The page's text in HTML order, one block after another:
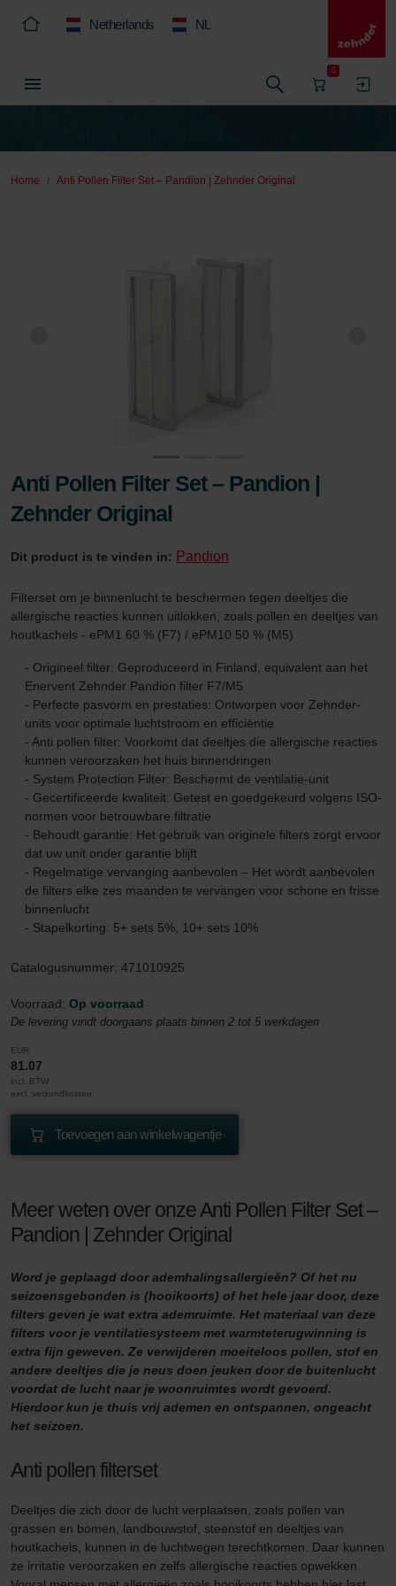
Netherlands NL
0
Home Anti Pollen Filter Set – Pandion | Zehnder Original
Anti Pollen Filter Set – Pandion |
Zehnder Original
Dit product is te vinden in: Pandion
Filterset om je binnenlucht te beschermen tegen deeltjes die
allergische reacties kunnen uitlokken, zoals pollen en deeltjes van
houtkachels - ePM1 60 % (F7) / ePM10 50 % (M5)
- Origineel filter: Geproduceerd in Finland, equivalent aan het
Enervent Zehnder Pandion filter F7/M5
- Perfecte pasvorm en prestaties: Ontworpen voor Zehnder-
units voor optimale luchtstroom en efficiëntie
- Anti pollen filter: Voorkomt dat deeltjes die allergische reacties
kunnen veroorzaken het huis binnendringen
- System Protection Filter: Beschermt de ventilatie-unit
- Gecertificeerde kwaliteit: Getest en goedgekeurd volgens ISO-
normen voor betrouwbare filtratie
- Behoudt garantie: Het gebruik van originele filters zorgt ervoor
dat uw unit onder garantie blijft
- Regelmatige vervanging aanbevolen – Het wordt aanbevolen
de filters elke zes maanden te vervangen voor schone en frisse
binnenlucht
- Stapelkorting: 5+ sets 5%, 10+ sets 10%
Catalogusnummer: 471010925
Voorraad: Op voorraad
De levering vindt doorgaans plaats binnen 2 tot 5 werkdagen
EUR
81.07
incl. BTW
excl. verzendkosten
Toevoegen aan winkelwagentje
Meer weten over onze Anti Pollen Filter Set –
Pandion | Zehnder Original
Word je geplaagd door ademhalingsallergieën? Of het nu
seizoensgebonden is (hooikoorts) of het hele jaar door, deze
filters geven je wat extra ademruimte. Het materiaal van deze
filters voor je ventilatiesysteem met warmteterugwinning is
extra fijn geweven. Ze verwijderen moeiteloos pollen, stof en
andere deeltjes die je neus doen jeuken door de buitenlucht
voordat de lucht naar je woonruimtes wordt gevoerd.
Hierdoor kun je thuis vrij ademen en ontspannen, ongeacht
het seizoen.
Anti pollen filterset
Deeltjes die zich door de lucht verplaatsen, zoals pollen van
grassen en bomen, landbouwstof, steenstof en deeltjes van
houtkachels, kunnen in de luchtwegen terechtkomen. Daar kunnen
ze irritatie veroorzaken en zelfs allergische reacties opwekken.